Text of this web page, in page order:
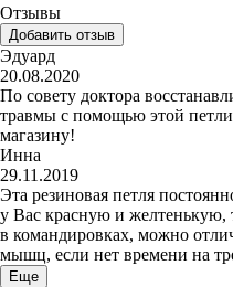
Отзывы
Добавить отзыв
Эдуард
20.08.2020
По совету доктора
травмы с помощью этой
магазину!
Инна
29.11.2019
Эта резиновая петля
у Вас красную и желтенькую,
в командировках, можно
мышц, если нет времени на
Еще